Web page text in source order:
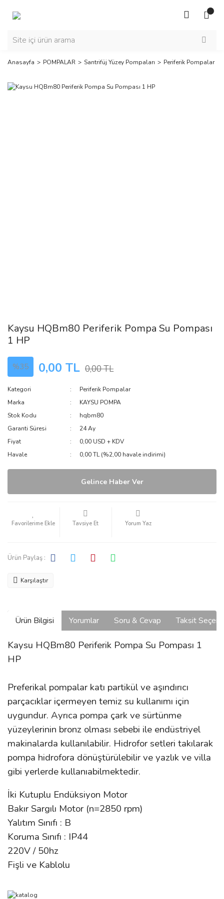
Anasayfa POMPALAR Santrifüj Yüzey Pompaları Periferik Pompalar
Kaysu HQBm80 Periferik Pompa Su Pompası
1 HP
%35 0,00 TL 0,00 TL
Kategori
Periferik Pompalar
Marka
KAYSU POMPA
Stok Kodu
hqbm80
Garanti Süresi
24 Ay
Fiyat
0,00 USD + KDV
Havale
0,00 TL (%2,00 havale indirimi)
Gelince Haber Ver
Tavsiye Et Yorum Yaz
Ürün Paylaş :
Karşılaştır
Ürün Bilgisi Yorumlar Soru & Cevap Taksit
Kaysu HQBm80 Periferik Pompa Su Pompası 1
HP
Preferikal pompalar katı partikül ve aşındırıcı
parçacıklar içermeyen temiz su kullanımı için
uygundur. Ayrıca pompa çark ve sürtünme
yüzeylerinin bronz olması sebebi ile endüstriyel
makinalarda kullanılabilir. Hidrofor setleri takılarak
pompa hidrofora dönüştürülebilir ve yazlık ve villa
gibi yerlerde kullanıabilmektedir.
İki Kutuplu Endüksiyon Motor
Bakır Sargılı Motor (n=2850 rpm)
Yalıtım Sınıfı : B
Koruma Sınıfı : IP44
220V / 50hz
Fişli ve Kablolu